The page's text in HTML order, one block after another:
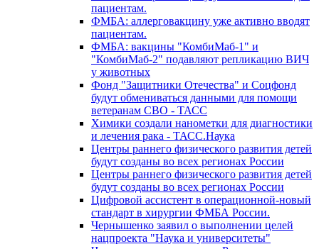
пациентам.
ФМБА: аллерговакцину уже активно вводят
пациентам.
ФМБА: вакцины "КомбиМаб-1" и
"КомбиМаб-2" подавляют репликацию ВИЧ
у животных
Фонд "Защитники Отечества" и Соцфонд
будут обмениваться данными для помощи
ветеранам СВО - ТАСС
Химики создали нанометки для диагностики
и лечения рака - ТАСС.Наука
Центры раннего физического развития детей
будут созданы во всех регионах России
Центры раннего физического развития детей
будут созданы во всех регионах России
Цифровой ассистент в операционной-новый
стандарт в хирургии ФМБА России.
Чернышенко заявил о выполнении целей
нацпроекта "Наука и университеты"